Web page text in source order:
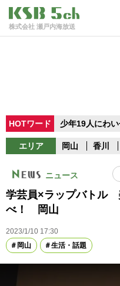
株式会社 瀬戸内海放送
HOTワード 少年19人にわ
エリア 岡山 香川
ニュース
学芸員×ラップバトル
べ！ 岡山
2023/1/10 17:30
岡山
生活・話題